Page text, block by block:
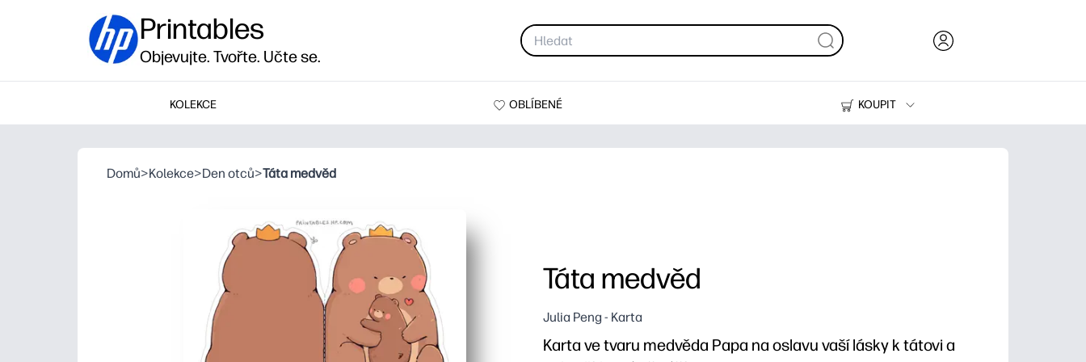
Printables
Objevujte. Tvořte. Učte se.
KOLEKCE OBLÍBENÉ
KOUPIT
Tiskárny
Domů>Kolekce>Den otců>Táta medvěd
Táta medvěd
Julia Peng - Karta
Karta ve tvaru medvěda Papa na oslavu vaší lásky k tátovi a